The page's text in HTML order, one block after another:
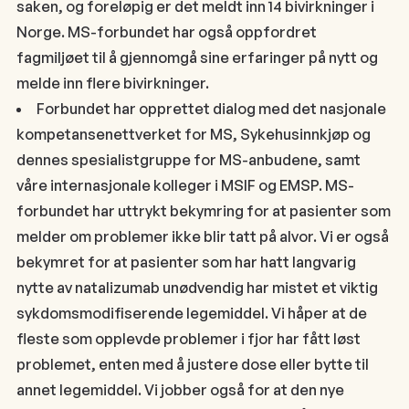
saken, og foreløpig er det meldt inn 14 bivirkninger i
Norge. MS-forbundet har også oppfordret
fagmiljøet til å gjennomgå sine erfaringer på nytt og
melde inn flere bivirkninger.
Forbundet har opprettet dialog med det nasjonale
kompetansenettverket for MS, Sykehusinnkjøp og
dennes spesialistgruppe for MS-anbudene, samt
våre internasjonale kolleger i MSIF og EMSP. MS-
forbundet har uttrykt bekymring for at pasienter som
melder om problemer ikke blir tatt på alvor. Vi er også
bekymret for at pasienter som har hatt langvarig
nytte av natalizumab unødvendig har mistet et viktig
sykdomsmodifiserende legemiddel. Vi håper at de
fleste som opplevde problemer i fjor har fått løst
problemet, enten med å justere dose eller bytte til
annet legemiddel. Vi jobber også for at den nye